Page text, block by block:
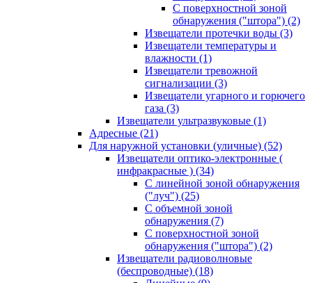
С поверхностной зоной
обнаружения ("штора") (2)
Извещатели протечки воды (3)
Извещатели температуры и
влажности (1)
Извещатели тревожной
сигнализации (3)
Извещатели угарного и горючего
газа (3)
Извещатели ультразвуковые (1)
Адресные (21)
Для наружной установки (уличные) (52)
Извещатели оптико-электронные (
инфракрасные ) (34)
С линейной зоной обнаружения
("луч") (25)
С объемной зоной
обнаружения (7)
С поверхностной зоной
обнаружения ("штора") (2)
Извещатели радиоволновые
(беспроводные) (18)